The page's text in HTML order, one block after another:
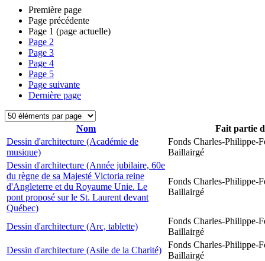
Première page
Page précédente
Page 1 (page actuelle)
Page 2
Page 3
Page 4
Page 5
Page suivante
Dernière page
Nom
Fait partie
Dessin d'architecture (Académie de
musique)
Fonds Charles-Philippe-
Baillairgé
Dessin d'architecture (Année jubilaire, 60e
du règne de sa Majesté Victoria reine
d'Angleterre et du Royaume Unie. Le
pont proposé sur le St. Laurent devant
Québec)
Fonds Charles-Philippe-
Baillairgé
Dessin d'architecture (Arc, tablette)
Fonds Charles-Philippe-
Baillairgé
Dessin d'architecture (Asile de la Charité)
Fonds Charles-Philippe-
Baillairgé